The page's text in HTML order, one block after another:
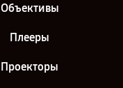
Объективы
Плееры
Проекторы